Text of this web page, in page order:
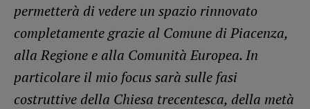
permetterà di vedere un spazio rinnovato
completamente grazie al Comune di Piacenza,
alla Regione e alla Comunità Europea. In
particolare il mio focus sarà sulle fasi
costruttive della Chiesa trecentesca, della metà